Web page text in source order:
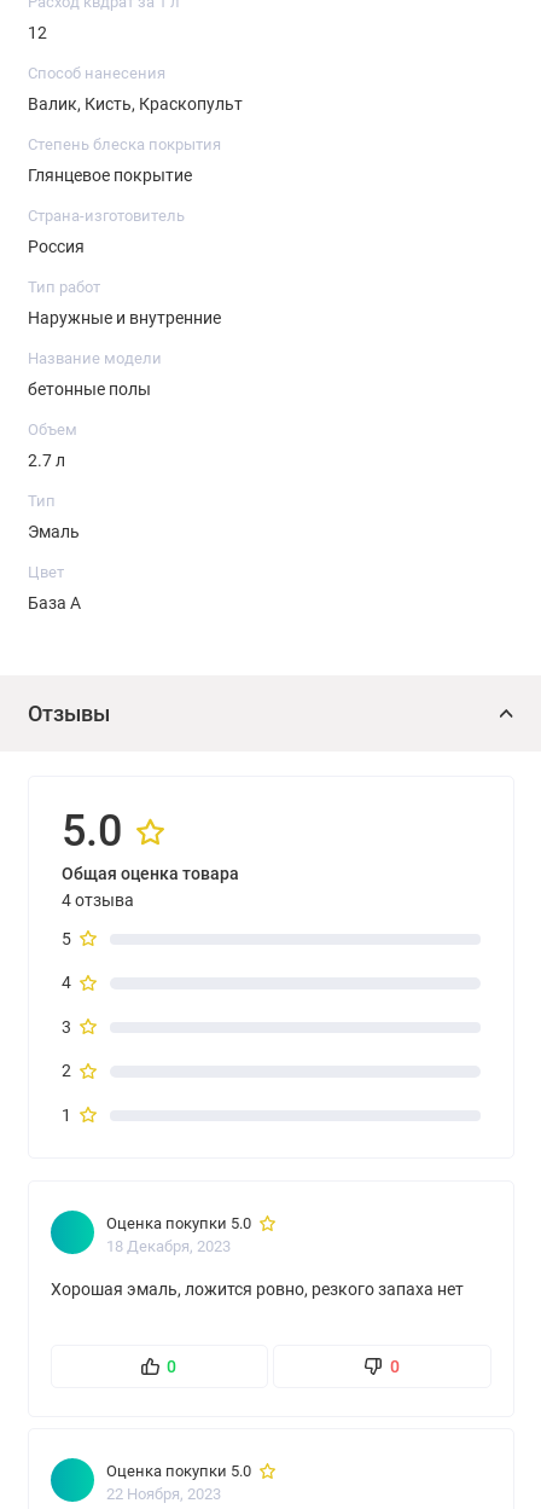
12
Способ нанесения
Валик, Кисть, Краскопульт
Степень блеска покрытия
Глянцевое покрытие
Страна-изготовитель
Россия
Тип работ
Наружные и внутренние
Название модели
бетонные полы
Объем
2.7 л
Тип
Эмаль
Цвет
База А
Отзывы
5.0
Общая оценка товара
4 отзыва
5
4
3
2
1
Оценка покупки 5.0
18 Декабря, 2023
Хорошая эмаль, ложится ровно, резкого запаха нет
0 0
Оценка покупки 5.0
22 Ноября, 2023